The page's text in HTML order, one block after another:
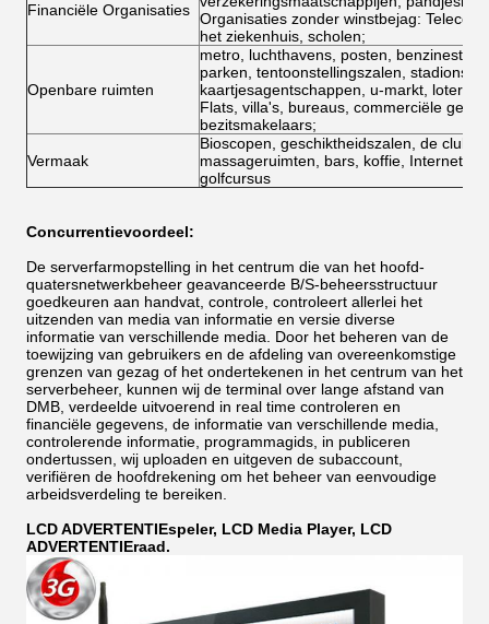
Financiële Organisaties Organisaties zonder winstbejag:
het ziekenhuis, scholen;
Openbare ruimten
metro, luchthavens, posten,
parken, tentoonstellingszalen, stadions,
kaartjesagentschappen, u-markt,
Flats, villa's, bureaus, commerciële
bezitsmakelaars;
Vermaak
Bioscopen, geschiktheidszalen, de clubs
massageruimten, bars, koffie, Internet-
golfcursus
Concurrentievoordeel:
De serverfarmopstelling in het centrum die van het hoofd-
quatersnetwerkbeheer geavanceerde B/S-beheersstructuur
goedkeuren aan handvat, controle, controleert allerlei het
uitzenden van media van informatie en versie diverse
informatie van verschillende media. Door het beheren van de
toewijzing van gebruikers en de afdeling van overeenkomstige
grenzen van gezag of het ondertekenen in het centrum van het
serverbeheer, kunnen wij de terminal over lange afstand van
DMB, verdeelde uitvoerend in real time controleren en
financiële gegevens, de informatie van verschillende media,
controlerende informatie, programmagids, in publiceren
ondertussen, wij uploaden en uitgeven de subaccount,
verifiëren de hoofdrekening om het beheer van eenvoudige
arbeidsverdeling te bereiken.
LCD ADVERTENTIEspeler, LCD Media Player, LCD
ADVERTENTIEraad.